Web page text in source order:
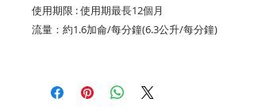
使用期限 : 使用期最長12個月
流量：約1.6加侖/每分鐘(6.3公升/每分鐘)